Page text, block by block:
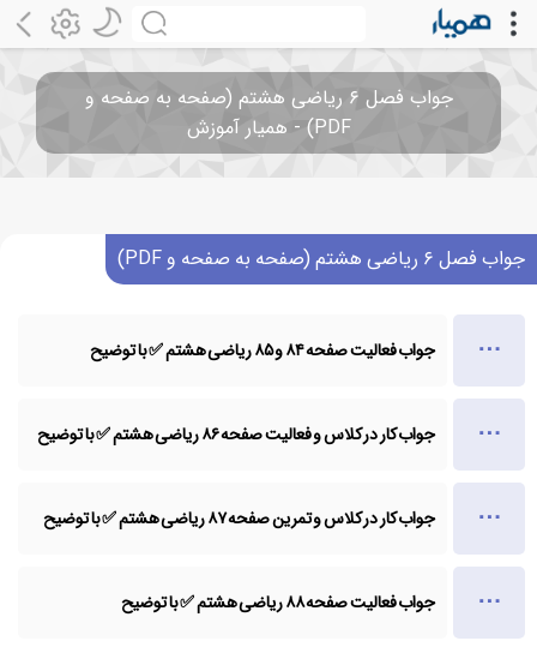
جواب فصل ۶ ریاضی هشتم (صفحه به صفحه و
PDF) - همیار آموزش
جواب فصل ۶ ریاضی هشتم (صفحه به صفحه و PDF)
جواب فعالیت صفحه ۸۴ و ۸۵ ریاضی هشتم ✅ با توضیح
جواب کار در کلاس و فعالیت صفحه ۸۶ ریاضی هشتم ✅ با توضیح
جواب کار در کلاس و تمرین صفحه ۸۷ ریاضی هشتم ✅ با توضیح
جواب فعالیت صفحه ۸۸ ریاضی هشتم ✅ با توضیح